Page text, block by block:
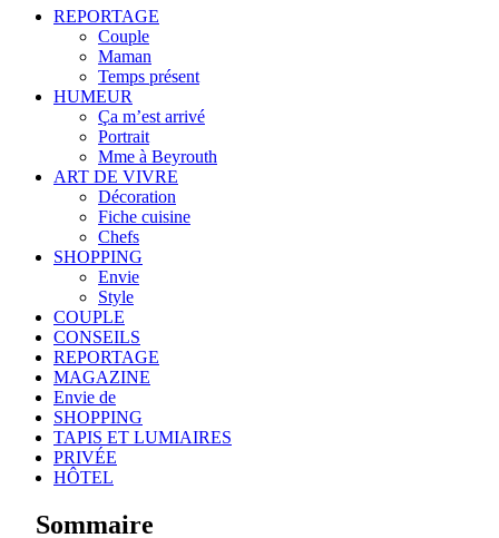
REPORTAGE
Couple
Maman
Temps présent
HUMEUR
Ça m’est arrivé
Portrait
Mme à Beyrouth
ART DE VIVRE
Décoration
Fiche cuisine
Chefs
SHOPPING
Envie
Style
COUPLE
CONSEILS
REPORTAGE
MAGAZINE
Envie de
SHOPPING
TAPIS ET LUMIAIRES
PRIVÉE
HÔTEL
Sommaire